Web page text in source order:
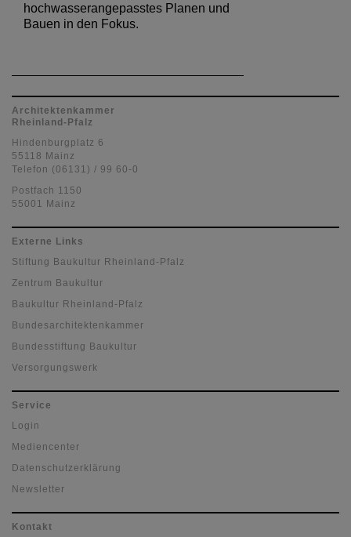
hochwasserangepasstes Planen und
Bauen in den Fokus.
Architektenkammer
Rheinland-Pfalz
Hindenburgplatz 6
55118 Mainz
Telefon (06131) / 99 60-0
Postfach 1150
55001 Mainz
Externe Links
Stiftung Baukultur Rheinland-Pfalz
Zentrum Baukultur
Baukultur Rheinland-Pfalz
Bundesarchitektenkammer
Bundesstiftung Baukultur
Versorgungswerk
Service
Login
Mediencenter
Datenschutzerklärung
Newsletter
Kontakt